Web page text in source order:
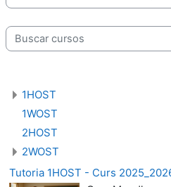
Buscar cursos
1HOST
1WOST
2HOST
2WOST
Tutoria 1HOST - Curs